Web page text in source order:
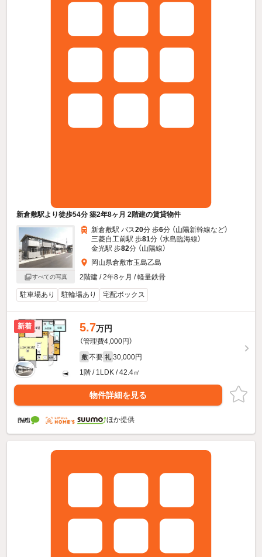
新倉敷駅より徒歩54分 築2年8ヶ月 2階建の賃貸物件
すべての写真
新倉敷駅 バス20分 歩6分 （山陽新幹線など）
三菱自工前駅 歩81分 （水島臨海線）
金光駅 歩82分 （山陽線）
岡山県倉敷市玉島乙島
2階建 / 2年8ヶ月 / 軽量鉄骨
駐車場あり 駐輪場あり 宅配ボックス
新着 5.7万円
（管理費4,000円）
敷 不要 礼 30,000円
1階 / 1LDK / 42.4㎡
物件詳細を見る
ほか提供